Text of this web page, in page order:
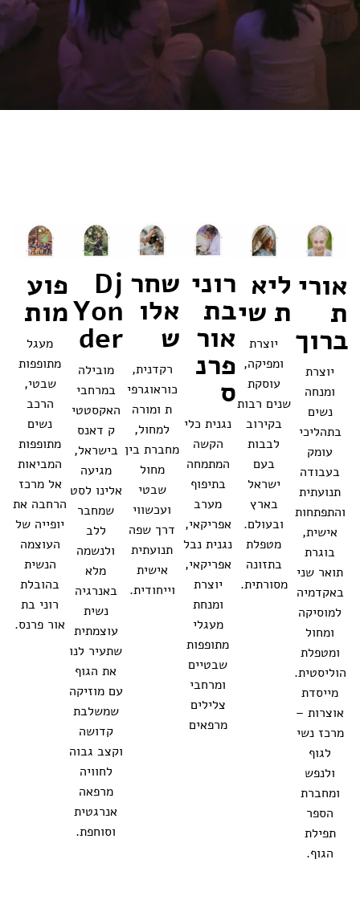
אורי
ת
ברוך
יוצרת
ומנחה
נשים
בתהליכי
עומק
בעבודה
תנועתית
והתפתחות
אישית,
בוגרת
תואר שני
באקדמיה
למוסיקה
ומחול
ומטפלת
הוליסטית.
מייסדת
אוצרות –
מרכז נשי
לגוף
ולנפש
ומחברת
הספר
תפילת
הגוף.
ליא
ת שי
יוצרת
ומפיקה,
עוסקת
שנים רבות
בקירוב
לבבות
בעם
ישראל
בארץ
ובעולם.
מטפלת
בתזונה
מסורתית.
רוני
בת
אור
פרנ
ס
נגנית כלי
הקשה
המתמחה
בתיפוף
מערב
אפריקאי,
נגנית נבל
אפריקאי,
יוצרת
ומנחת
מעגלי
מתופפות
שבטיים
ומרחבי
צלילים
מרפאים
שחר
אלו
ש
רקדנית,
כוראוגרפי
ת ומורה
למחול,
מחברת בין
מחול
שבטי
ועכשווי
דרך שפה
תנועתית
אישית
וייחודית.
Dj
Yon
der
מובילה
במרחבי
האקסטטי
ק דאנס
בישראל,
מגיעה
אלינו לסט
שמחבר
ללב
ולנשמה
מלא
באנרגיה
נשית
עוצמתית
שתעיר לנו
את הגוף
עם מוזיקה
שמשלבת
קדושה
וקצב גבוה
לחוויה
מרפאה
אנרגטית
וסוחפת.
פוע
מות
מעגל
מתופפות
שבטי,
הרכב
נשים
מתופפות
המביאות
אל מרכז
הרחבה את
יופייה של
העוצמה
הנשית
בהובלת
רוני בת
אור פרנס.